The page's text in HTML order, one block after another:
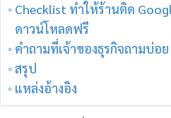
Checklist ทำให้ร้านติด
ดาวน์โหลดฟรี
คำถามที่เจ้าของธุรกิจถามบ่อย
สรุป
แหล่งอ้างอิง